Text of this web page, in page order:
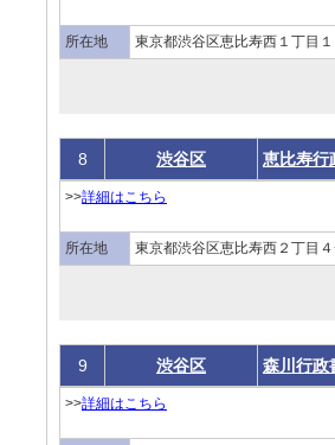
所在地 東京都渋谷区恵比寿西１丁目
8 渋谷区 恵比寿行
>>詳細はこちら
所在地 東京都渋谷区恵比寿西２丁目４
9 渋谷区 森川行政
>>詳細はこちら